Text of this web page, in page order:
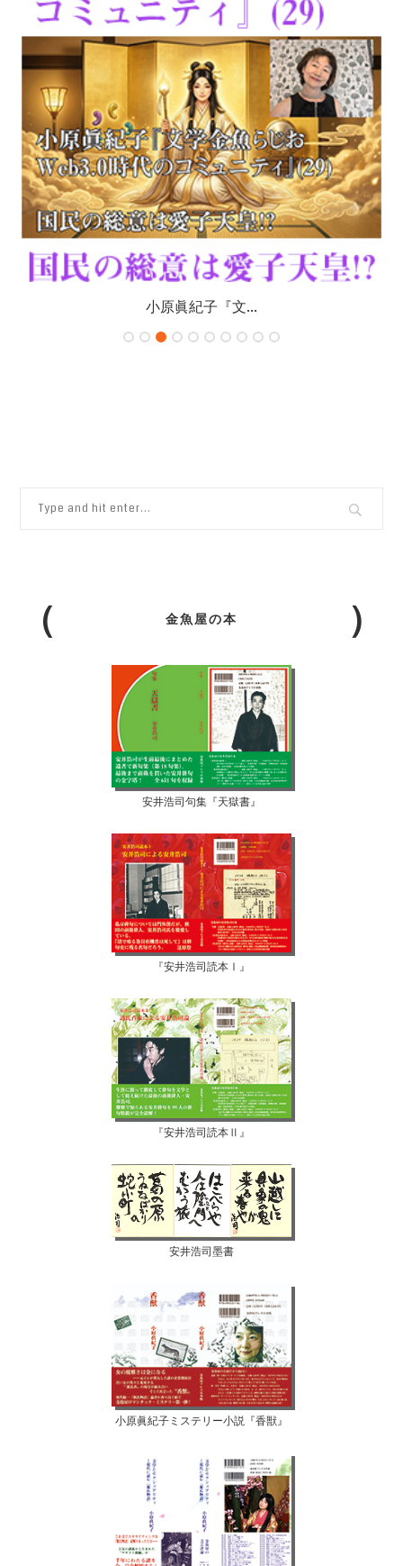
りょんさんの連...
金魚屋の本
安井浩司句集『天獄書』
『安井浩司読本Ⅰ』
『安井浩司読本Ⅱ』
安井浩司墨書
小原眞紀子ミステリー小説『香獣』